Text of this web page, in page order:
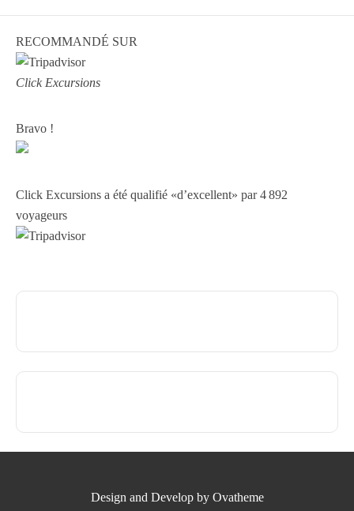
RECOMMANDÉ SUR
Click Excursions
Bravo !
Click Excursions a été qualifié «d’excellent» par 4 892
voyageurs
Design and Develop by Ovatheme